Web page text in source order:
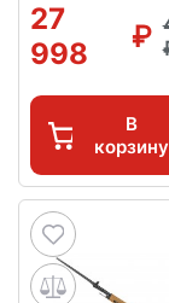
27
998
В
корзину